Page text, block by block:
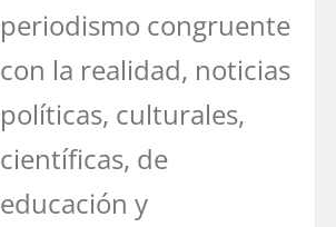
periodismo congruente
con la realidad, noticias
políticas, culturales,
científicas, de
educación y